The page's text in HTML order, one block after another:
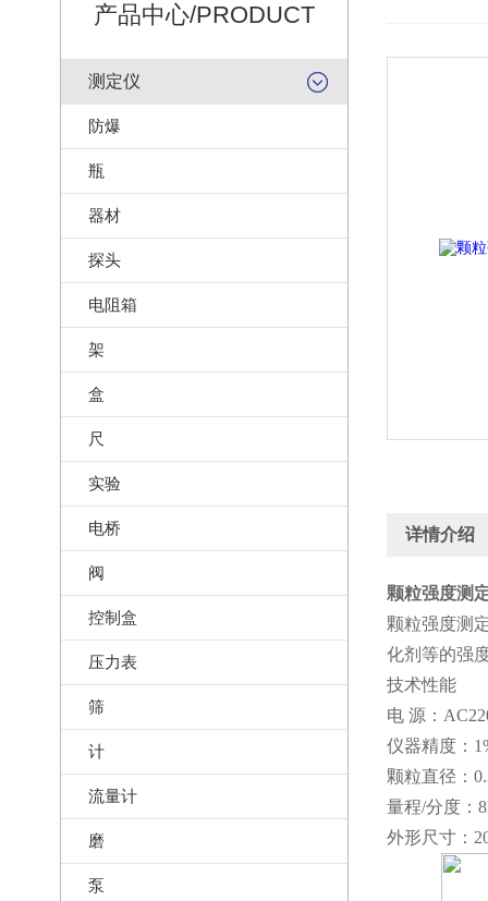
产品中心/PRODUCT
测定仪
防爆
瓶
器材
探头
电阻箱
架
盒
尺
实验
电桥
阀
控制盒
压力表
筛
计
流量计
磨
泵
详情介绍
颗粒强度测
颗粒强度测
化剂等的强
技术性能
电 源：
仪器精度：
颗粒直径：
量程/分度：
外形尺寸：